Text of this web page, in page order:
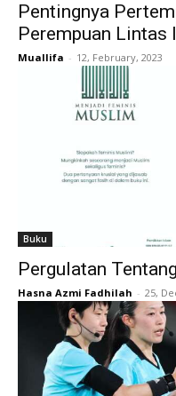
Pentingnya
Perempuan Lintas
Muallifa - 12, February, 2023
Buku
Pergulatan
Hasna Azmi Fadhilah - 25,